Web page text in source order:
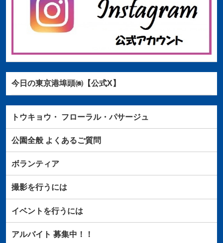
今日の東京港埠頭㈱【公式X】
トウキョウ・ フローラル・パサージュ
公園全般よくあるご質問
ボランティア
撮影を行うには
イベントを行うには
アルバイト 募集中！！